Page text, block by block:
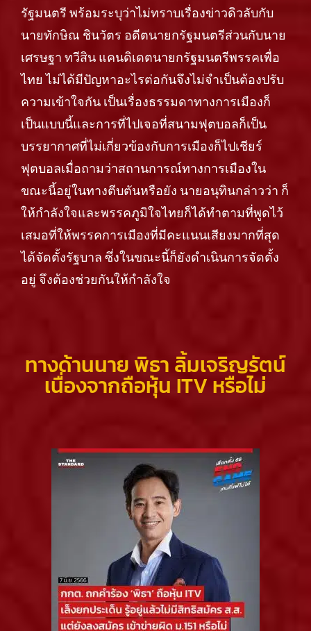
รัฐมนตรี พร้อมระบุว่าไม่ทราบเรื่องข่าวดิวลับกับ
นายทักษิณ ชินวัตร อดีตนายกรัฐมนตรีส่วนกับนาย
เศรษฐา ทวีสิน แคนดิเดตนายกรัฐมนตรีพรรคเพื่อ
ไทย ไม่ได้มีปัญหาอะไรต่อกันจึงไม่จำเป็นต้องปรับ
ความเข้าใจกัน เป็นเรื่องธรรมดาทางการเมืองก็
เป็นแบบนี้และการที่ไปเจอที่สนามฟุตบอลก็เป็น
บรรยากาศที่ไม่เกี่ยวข้องกับการเมืองก็ไปเชียร์
ฟุตบอลเมื่อถามว่าสถานการณ์ทางการเมืองใน
ขณะนี้อยู่ในทางตีบตันหรือยัง นายอนุทินกล่าวว่า ก็
ให้กำลังใจและพรรคภูมิใจไทยก็ได้ทำตามที่พูดไว้
เสมอที่ให้พรรคการเมืองที่มีคะแนนเสียงมากที่สุด
ได้จัดตั้งรัฐบาล ซึ่งในขณะนี้ก็ยังดำเนินการจัดตั้ง
อยู่ จึงต้องช่วยกันให้กำลังใจ
ทางด้านนาย พิธา ลิ้มเจริญรัตน์
เนื่องจากถือหุ้น ITV หรือไม่